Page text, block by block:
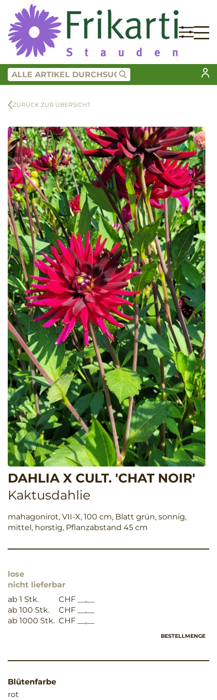
ZURÜCK ZUR ÜBERSICHT
DAHLIA X CULT. 'CHAT NOIR'
Kaktusdahlie
mahagonirot, VII-X, 100 cm, Blatt grün, sonnig,
mittel, horstig, Pflanzabstand 45 cm
lose
nicht lieferbar
ab 1 Stk.
CHF __,__
ab 100 Stk.
CHF __,__
ab 1000 Stk. CHF __,__
BESTELLMENGE
Blütenfarbe
rot